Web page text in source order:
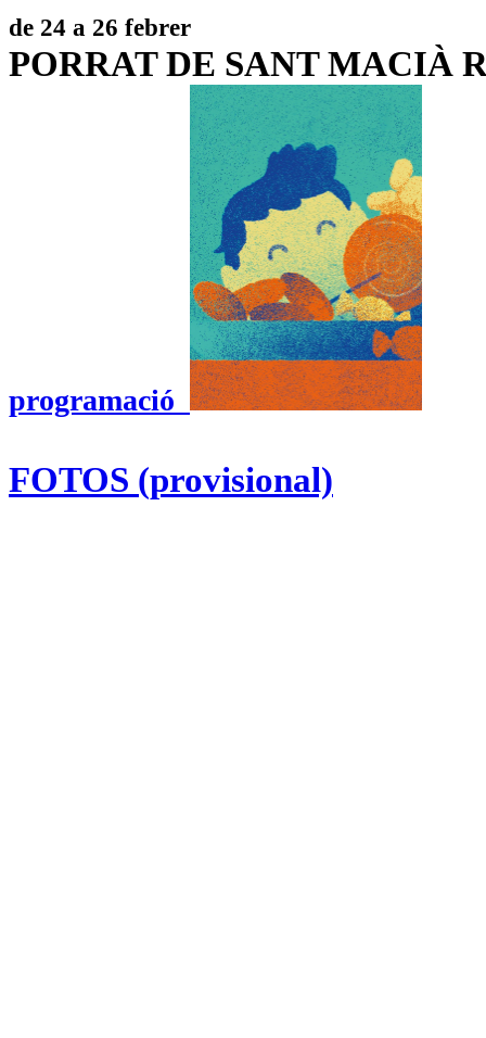
de 24 a 26 febrer
PORRAT DE SANT MACIÀ
programació
FOTOS (provisional)